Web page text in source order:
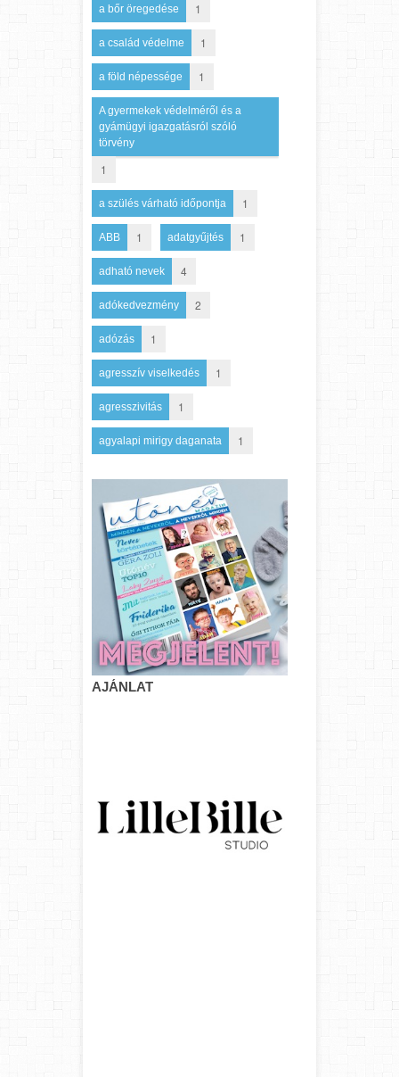
a bőr öregedése 1
a család védelme 1
a föld népessége 1
A gyermekek védelméről és a
gyámügyi igazgatásról szóló
törvény
1
a szülés várható időpontja 1
ABB 1 adatgyűjtés 1
adható nevek 4
adókedvezmény 2
adózás 1
agresszív viselkedés 1
agresszivitás 1
agyalapi mirigy daganata 1
AJÁNLAT